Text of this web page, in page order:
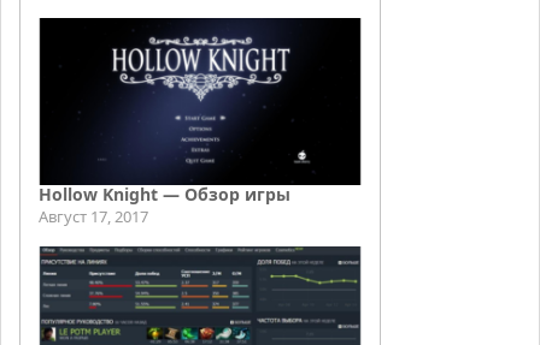
Hollow Knight — Обзор игры
Август 17, 2017